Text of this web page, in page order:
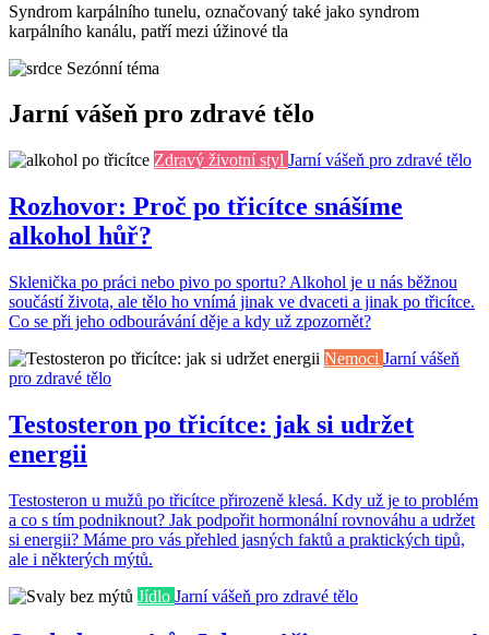
Syndrom karpálního tunelu, označovaný také jako syndrom
karpálního kanálu, patří mezi úžinové tla
Sezónní téma
Jarní vášeň pro zdravé tělo
Zdravý životní styl Jarní vášeň pro zdravé tělo
Rozhovor: Proč po třicítce snášíme
alkohol hůř?
Sklenička po práci nebo pivo po sportu? Alkohol je u nás běžnou
součástí života, ale tělo ho vnímá jinak ve dvaceti a jinak po třicítce.
Co se při jeho odbourávání děje a kdy už zpozornět?
Nemoci Jarní vášeň
pro zdravé tělo
Testosteron po třicítce: jak si udržet
energii
Testosteron u mužů po třicítce přirozeně klesá. Kdy už je to problém
a co s tím podniknout? Jak podpořit hormonální rovnováhu a udržet
si energii? Máme pro vás přehled jasných faktů a praktických tipů,
ale i některých mýtů.
Jídlo Jarní vášeň pro zdravé tělo